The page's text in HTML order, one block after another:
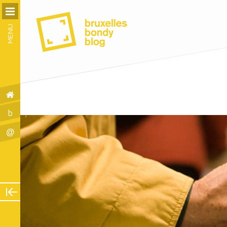
MENU
b
@